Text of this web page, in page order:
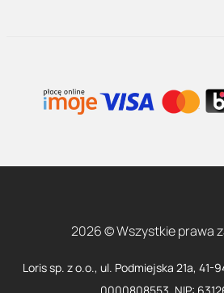
2026 © Wszystkie prawa
Loris sp. z o.o., ul. Podmiejska 21a, 41-
0000808553, NIP: